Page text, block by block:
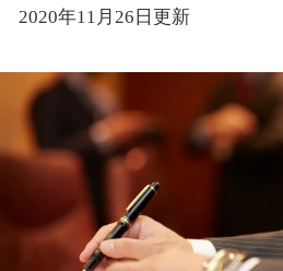
2020年11月26日更新